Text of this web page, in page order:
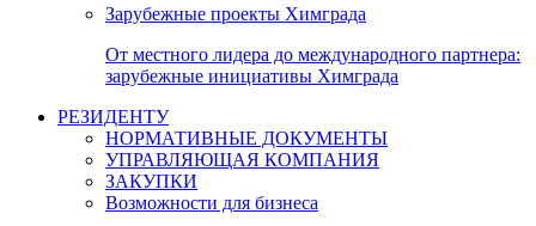
Зарубежные проекты Химграда
От местного лидера до международного партнера:
зарубежные инициативы Химграда
РЕЗИДЕНТУ
НОРМАТИВНЫЕ ДОКУМЕНТЫ
УПРАВЛЯЮЩАЯ КОМПАНИЯ
ЗАКУПКИ
Возможности для бизнеса